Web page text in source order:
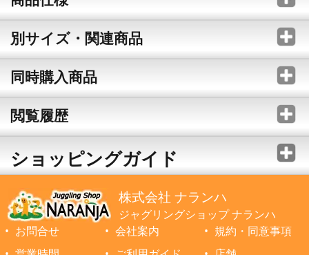
別サイズ・関連商品
同時購入商品
閲覧履歴
ショッピングガイド
株式会社 ナランハ
ジャグリングショップ ナランハ
お問合せ
会社案内
規約・同意事項